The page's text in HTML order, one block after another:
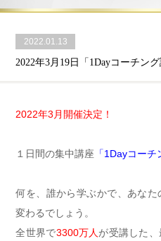
2022.01.13
2022年3月19日「1Dayコーチング
2022年3月開催決定！
１日間の集中講座 「1Dayコーチ
何を、誰から学ぶかで、あなた
変わるでしょう。
全世界で3300万人 が受講した